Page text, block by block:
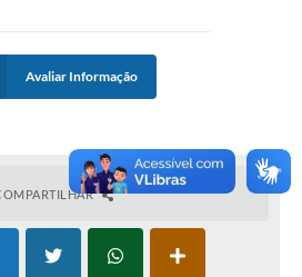
Avaliar Informação